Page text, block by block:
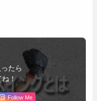
たら
ね！
Follow Me